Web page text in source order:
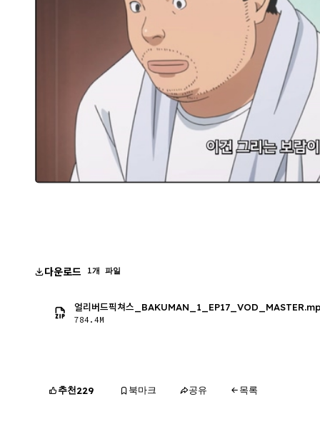
다운로드 1개 파일
얼리버드픽쳐스
784.4M
추천229 북마크 공유 목록